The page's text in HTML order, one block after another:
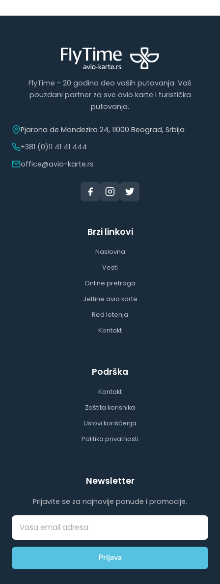
FlyTime - 20 godina deo vaših putovanja. Vaš
pouzdani partner za sve avio karte i turistička
putovanja.
Pjarona de Mondezira 24, 11000 Beograd, Srbija
+381 (0)11 41 41 444
office@avio-karte.rs
Brzi linkovi
Naslovna
Vesti
Online pretraga
Jeftine avio karte
Red letenja
Kontakt
Podrška
Kontakt
Zaštita korisnika
Uslovi korišćenja
Politika privatnosti
Newsletter
Prijavite se za najnovije ponude i promocije.
Prijava